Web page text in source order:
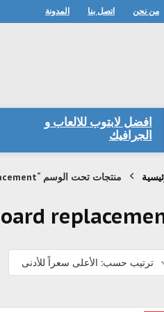
من نحن اتصل بنا المدونة
افضل لابتوب للالعاب و
الجرافيك
منتجات تحت الوسم “hp elitebook 845 g7 notebook pc keyboard replacement”
ترتيب حسب: الأعلى سعراً للأدنى